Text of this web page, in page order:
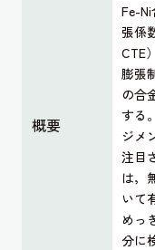
概要
Fe-
張係
CTE
膨張
の合
する
ジメ
注目
は，
いて
めっ
分に